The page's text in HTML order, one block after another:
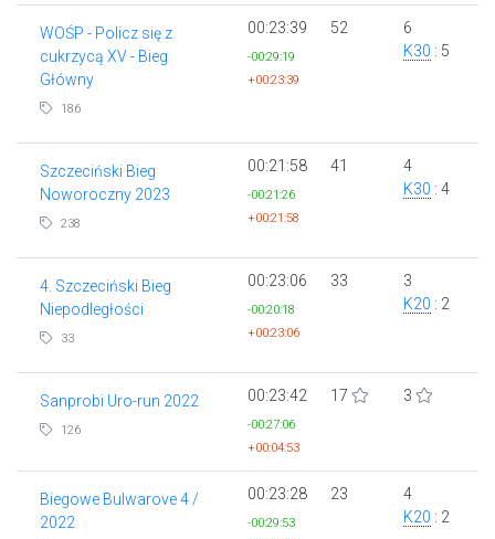
WOŚP - Policz się z
cukrzycą XV - Bieg
Główny
186
00:23:39
-00:29:19
+00:23:39
52
6
K30 : 5
Szczeciński Bieg
Noworoczny 2023
238
00:21:58
-00:21:26
+00:21:58
41
4
K30 : 4
4. Szczeciński Bieg
Niepodległości
33
00:23:06
-00:20:18
+00:23:06
33
3
K20 : 2
Sanprobi Uro-run 2022
126
00:23:42
-00:27:06
+00:04:53
17 3
Biegowe Bulwarove 4 /
2022
00:23:28
-00:29:53
23
4
K20 : 2